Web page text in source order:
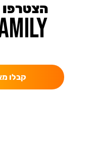
הצטרפו
קבלו